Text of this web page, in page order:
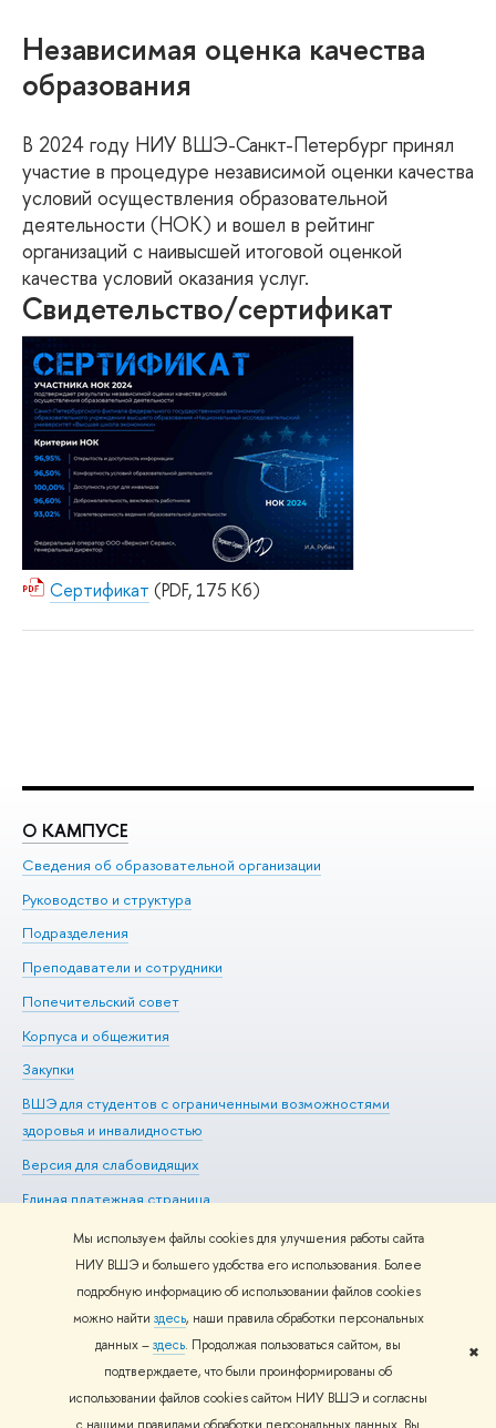
Мы используем файлы cookies для улучшения работы сайта
НИУ ВШЭ и большего удобства его использования. Более
подробную информацию об использовании файлов cookies
можно найти здесь, наши правила обработки персональных
данных –здесь. Продолжая пользоваться сайтом, вы
подтверждаете, что были проинформированы об
использовании файлов cookies сайтом НИУ ВШЭ и согласны
✖
Независимая оценка качества
образования
В 2024 году НИУ ВШЭ-Санкт-Петербург принял
участие в процедуре независимой оценки качества
условий осуществления образовательной
деятельности (НОК) и вошел в рейтинг
организаций с наивысшей итоговой оценкой
качества условий оказания услуг.
Свидетельство/сертификат
Сертификат (PDF, 175 Кб)
О КАМПУСЕ
Сведения об образовательной организации
Руководство и структура
Подразделения
Преподаватели и сотрудники
Попечительский совет
Корпуса и общежития
Закупки
ВШЭ для студентов с ограниченными возможностями
здоровья и инвалидностью
Версия для слабовидящих
Единая платежная страница
Редактору
© НИУ ВШЭ 1993–2026 Адреса и контакты Условия
использования материалов Политика конфиденциальности
Карта
Шрифты HSE Sans и HSE Slab разработаны вШколе дизайна НИУ